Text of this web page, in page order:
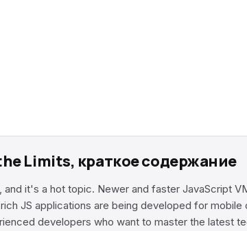
Limits, краткое содержание
it's a hot topic. Newer and faster JavaScript
JS applications are being developed for
developers who want to master the latest